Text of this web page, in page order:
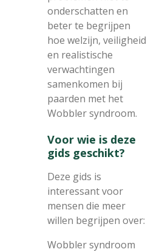
onderschatten en
beter te begrijpen
hoe welzijn, veiligheid
en realistische
verwachtingen
samenkomen bij
paarden met het
Wobbler syndroom.
Voor wie is deze
gids geschikt?
Deze gids is
interessant voor
mensen die meer
willen begrijpen over:
Wobbler syndroom